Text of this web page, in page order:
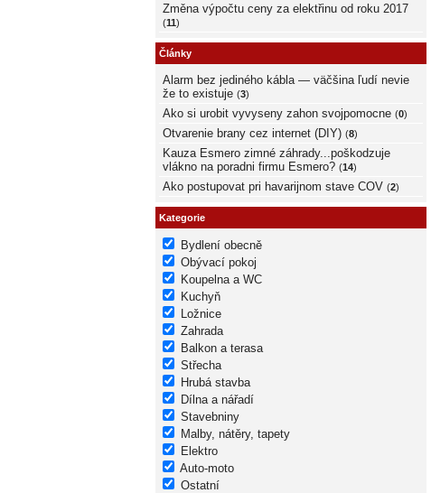
Změna výpočtu ceny za elektřinu od roku 2017
(11)
Články
Alarm bez jediného kábla — väčšina ľudí nevie
že to existuje (3)
Ako si urobit vyvyseny zahon svojpomocne (0)
Otvarenie brany cez internet (DIY) (8)
Kauza Esmero zimné záhrady...poškodzuje
vlákno na poradni firmu Esmero? (14)
Ako postupovat pri havarijnom stave COV (2)
Kategorie
Bydlení obecně
Obývací pokoj
Koupelna a WC
Kuchyň
Ložnice
Zahrada
Balkon a terasa
Střecha
Hrubá stavba
Dílna a nářadí
Stavebniny
Malby, nátěry, tapety
Elektro
Auto-moto
Ostatní